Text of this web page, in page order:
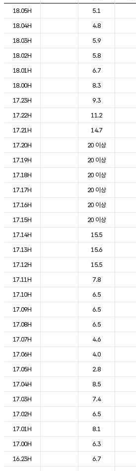
도시별 기상실황표로 지점, 날씨, 기온, 강
18.05H
5.1
18.04H
4.8
18.03H
5.9
18.02H
5.8
18.01H
6.7
18.00H
8.3
17.23H
9.3
17.22H
11.2
17.21H
14.7
17.20H
20 이상
17.19H
20 이상
17.18H
20 이상
17.17H
20 이상
17.16H
20 이상
17.15H
20 이상
17.14H
15.5
17.13H
15.6
17.12H
15.5
17.11H
7.8
17.10H
6.5
17.09H
6.5
17.08H
6.5
17.07H
4.6
17.06H
4.0
17.05H
2.8
17.04H
8.5
17.03H
7.4
17.02H
6.5
17.01H
8.1
17.00H
6.3
16.23H
6.7